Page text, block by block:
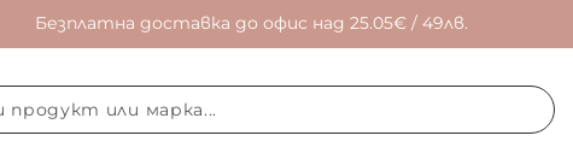
Безплатна доставка до офис над 25.05€ / 49лв.